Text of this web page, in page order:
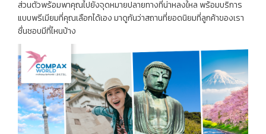
ส่วนตัวพร้อมพาคุณไปยังจุดหมายปลายทางที่น่าหลงใหล พร้อมบริการ
แบบพรีเมียมที่คุณเลือกได้เอง มาดูกันว่าสถานที่ยอดนิยมที่ลูกค้าของเรา
ชื่นชอบมีที่ไหนบ้าง